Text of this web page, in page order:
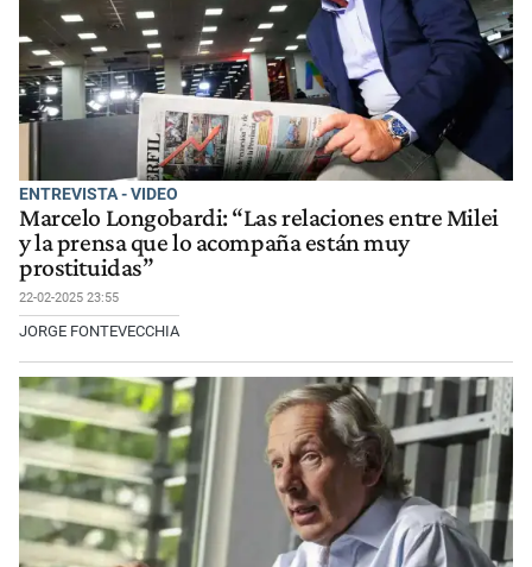
ENTREVISTA - VIDEO
Marcelo Longobardi: “Las relaciones entre Milei
y la prensa que lo acompaña están muy
prostituidas”
22-02-2025 23:55
JORGE FONTEVECCHIA